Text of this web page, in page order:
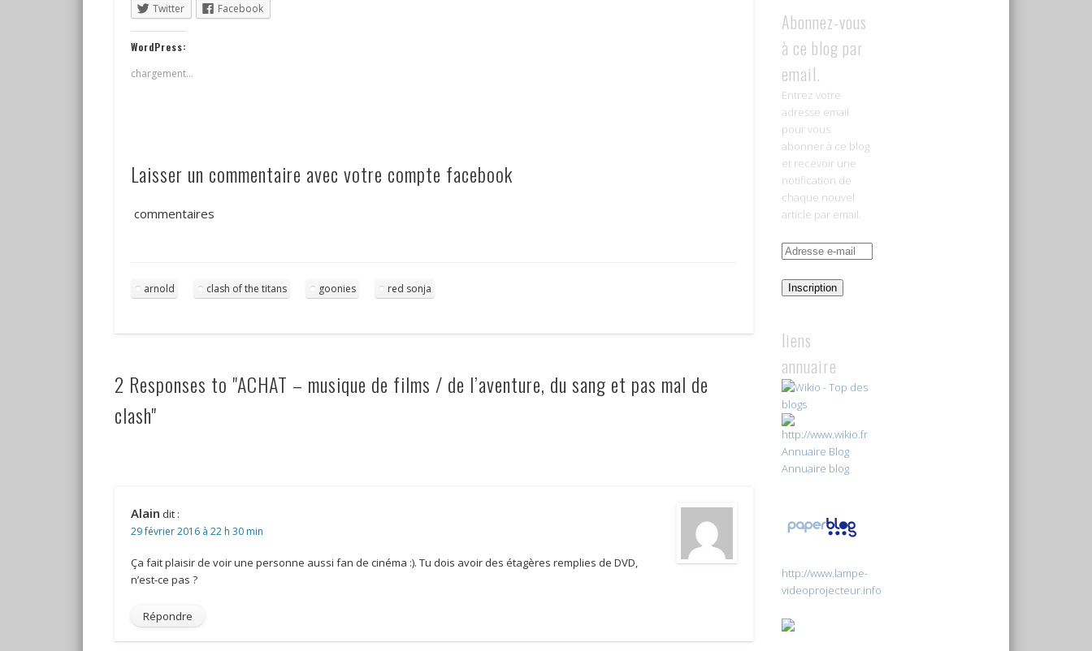
Twitter
Facebook
WordPress:
chargement…
Laisser un commentaire avec votre compte facebook
commentaires
arnold clash of the titans goonies red sonja
2 Responses to "ACHAT – musique de films / de l’aventure, du sang et pas mal de
clash"
Alain dit :
29 février 2016 à 22 h 30 min
Ça fait plaisir de voir une personne aussi fan de cinéma :). Tu dois avoir des étagères remplies de DVD,
n’est-ce pas ?
Répondre
Abonnez-vous
à ce blog par
email.
Entrez votre
adresse email
pour vous
abonner à ce blog
et recevoir une
notification de
chaque nouvel
article par email.
Adresse
mailInscription
liens
annuaire
Annuaire Blog
Annuaire blog
http://www.lampe-
videoprojecteur.info